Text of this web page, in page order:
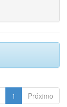
1 Próximo